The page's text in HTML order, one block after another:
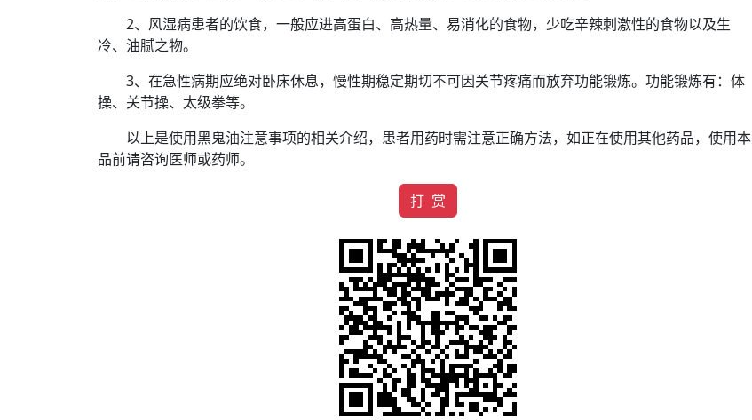
2、风湿病患者的饮食，一般应进高蛋白、高热量、易消化的食物，少吃辛辣刺激性的食物以及生
冷、油腻之物。
3、在急性病期应绝对卧床休息，慢性期稳定期切不可因关节疼痛而放弃功能锻炼。功能锻炼有：体
操、关节操、太级拳等。
以上是使用黑鬼油注意事项的相关介绍，患者用药时需注意正确方法，如正在使用其他药品，使用本
品前请咨询医师或药师。
打 赏